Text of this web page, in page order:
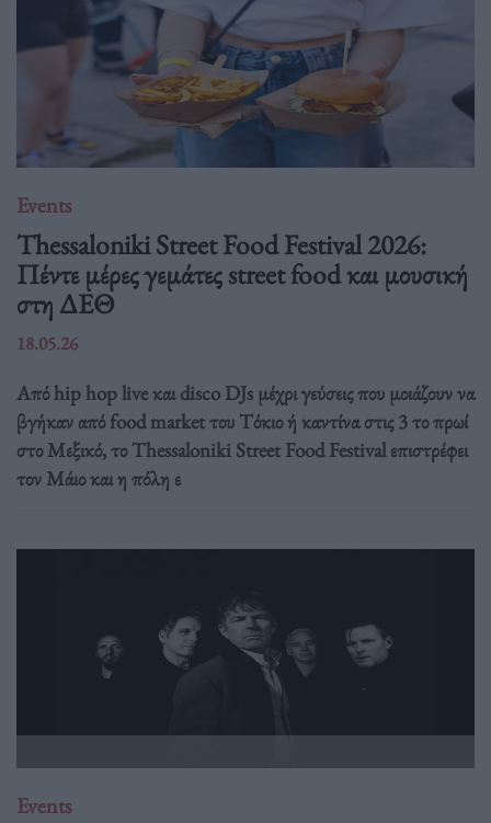
Events
Thessaloniki Street Food Festival 2026:
Πέντε μέρες γεμάτες street food και μουσική
στη ΔΕΘ
18.05.26
Από hip hop live και disco DJs μέχρι γεύσεις που μοιάζουν να
βγήκαν από food market του Τόκιο ή καντίνα στις 3 το πρωί
στο Μεξικό, το Thessaloniki Street Food Festival επιστρέφει
τον Μάιο και η πόλη ε
Events